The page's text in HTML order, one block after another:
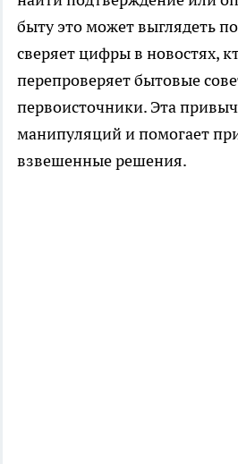
быту это может выглядеть
сверяет цифры в новостях,
перепроверяет бытовые
первоисточники. Эта
манипуляций и помогает
взвешенные решения.